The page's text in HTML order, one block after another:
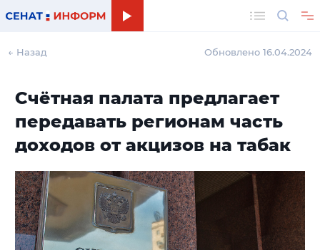
← Назад Обновлено 16.04.2024
Счётная палата предлагает
передавать регионам часть
доходов от акцизов на табак